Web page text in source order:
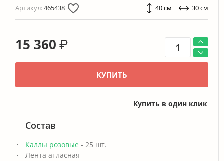
Артикул:465438 40 см 30 см
15 360 ₽
КУПИТЬ
Купить в один клик
Состав
Каллы розовые - 25 шт.
Лента атласная